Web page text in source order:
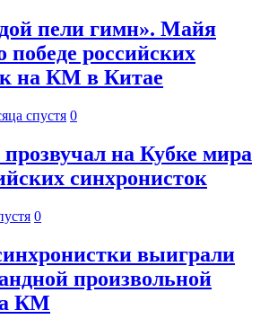
пели гимн». Майя
российских
на КМ в Китае
спустя 0
на Кубке мира
синхронисток
0
выиграли
произвольной
КМ